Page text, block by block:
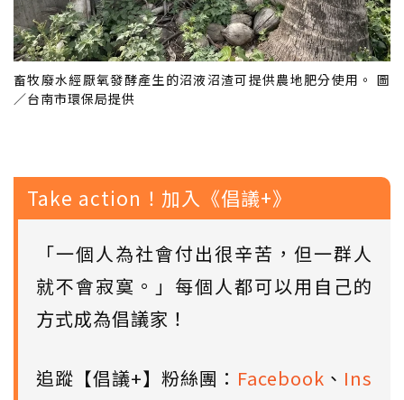
畜牧廢水經厭氧發酵產生的沼液沼渣可提供農地肥分使用。 圖
／台南市環保局提供
Take action！加入《倡議+》
「一個人為社會付出很辛苦，但一群人
就不會寂寞。」每個人都可以用自己的
方式成為倡議家！
追蹤【倡議+】粉絲團： Facebook 、 Ins